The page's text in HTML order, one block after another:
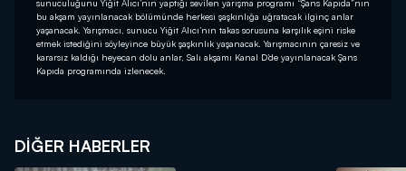
sunuculuğunu Yiğit Alıcı’nın yaptığı sevilen yarışma programı “Şans Kapıda”nın
bu akşam yayınlanacak bölümünde herkesi şaşkınlığa uğratacak ilginç anlar
yaşanacak. Yarışmacı, sunucu Yiğit Alıcı’nın takas sorusuna karşılık eşini riske
etmek istediğini söyleyince büyük şaşkınlık yaşanacak. Yarışmacının çaresiz ve
kararsız kaldığı heyecan dolu anlar, Salı akşamı Kanal D’de yayınlanacak Şans
Kapıda programında izlenecek.
DIĞER HABERLER